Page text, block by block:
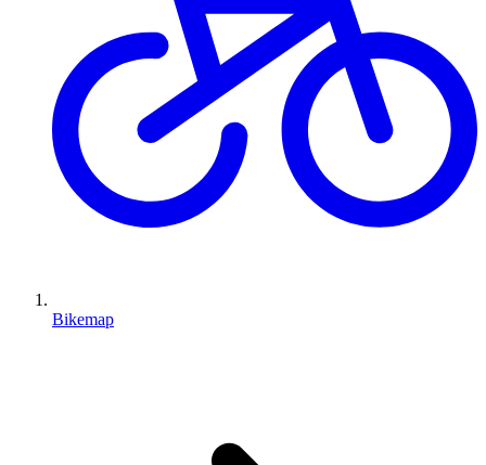
Bikemap